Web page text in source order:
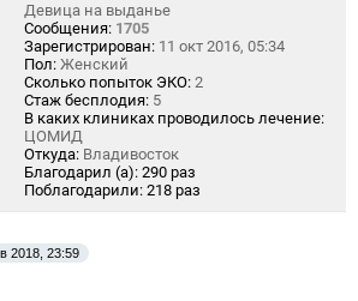
Девица на выданье
Сообщения: 1705
Зарегистрирован: 11 окт 2016, 05:34
Пол: Женский
Сколько попыток ЭКО: 2
Стаж бесплодия: 5
В каких клиниках проводилось лечение:
ЦОМИД
Откуда: Владивосток
Благодарил (а): 290 раз
Поблагодарили: 218 раз
2018, 23:59